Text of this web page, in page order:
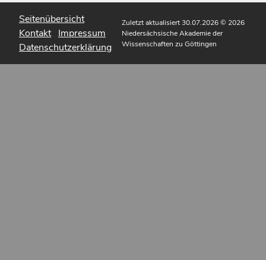
Seitenübersicht
Kontakt Impressum
Datenschutzerklärung
Zuletzt aktualisiert 30.07.2026© 2026
Niedersächsische Akademie der
Wissenschaften zu Göttingen